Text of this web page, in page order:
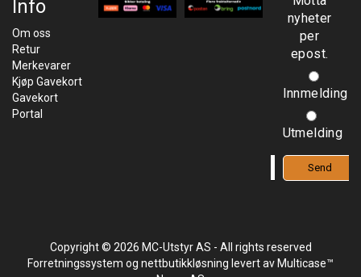
Info
Om oss
Retur
Merkevarer
Kjøp Gavekort
Gavekort
Portal
nyheter
per
epost.
Innmelding
Utmelding
Copyright © 2026 MC-Utstyr AS - All rights reserved
Forretningssystem og nettbutikkløsning levert av Multicase™